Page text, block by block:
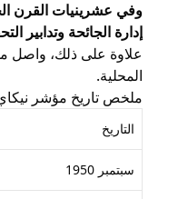
إدارة الجائحة وتدابير
المحلية.
ملخص تاريخ مؤشر نيكاي
التاريخ
سبتمبر 1950